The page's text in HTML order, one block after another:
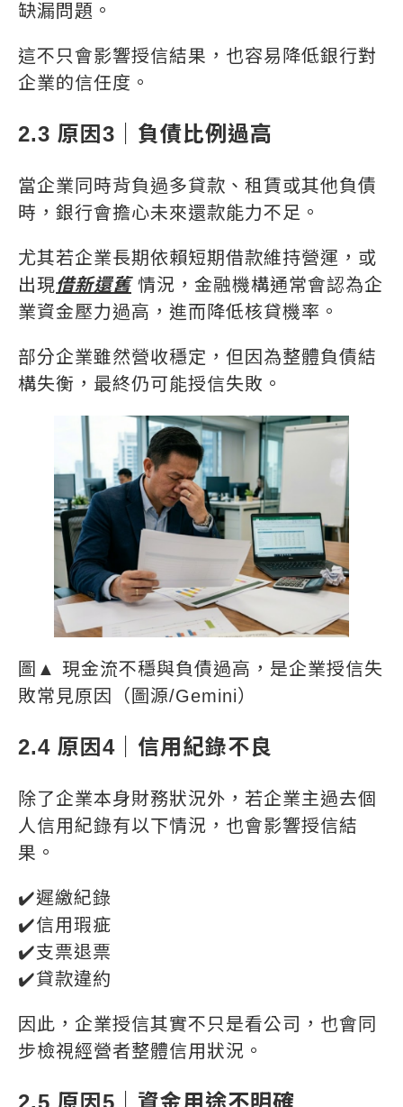
缺漏問題。
這不只會影響授信結果，也容易降低銀行對
企業的信任度。
2.3 原因3｜負債比例過高
當企業同時背負過多貸款、租賃或其他負債
時，銀行會擔心未來還款能力不足。
尤其若企業長期依賴短期借款維持營運，或
出現借新還舊 情況，金融機構通常會認為企
業資金壓力過高，進而降低核貸機率。
部分企業雖然營收穩定，但因為整體負債結
構失衡，最終仍可能授信失敗。
圖▲ 現金流不穩與負債過高，是企業授信失
敗常見原因（圖源/Gemini）
2.4 原因4｜信用紀錄不良
除了企業本身財務狀況外，若企業主過去個
人信用紀錄有以下情況，也會影響授信結
果。
✔️遲繳紀錄
✔️信用瑕疵
✔️支票退票
✔️貸款違約
因此，企業授信其實不只是看公司，也會同
步檢視經營者整體信用狀況。
2.5 原因5｜資金用途不明確